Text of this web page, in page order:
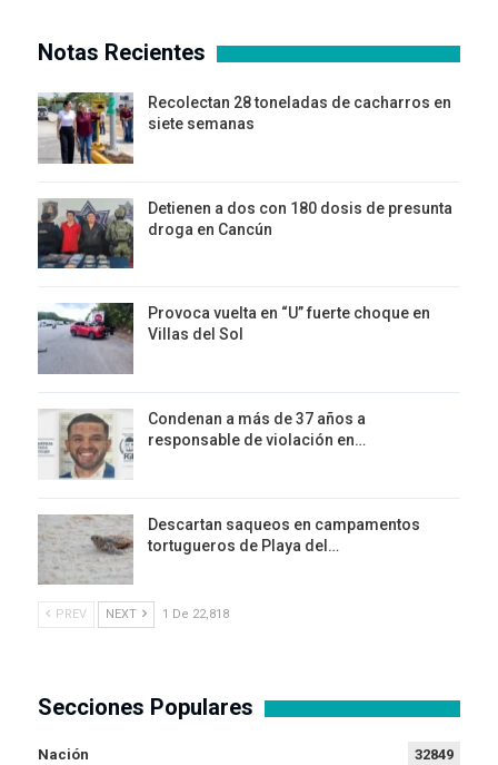
Notas Recientes
Recolectan 28 toneladas de cacharros en
siete semanas
Detienen a dos con 180 dosis de presunta
droga en Cancún
Provoca vuelta en “U” fuerte choque en
Villas del Sol
Condenan a más de 37 años a
responsable de violación en…
Descartan saqueos en campamentos
tortugueros de Playa del…
PREV NEXT 1 De 22,818
Secciones Populares
Nación 32849